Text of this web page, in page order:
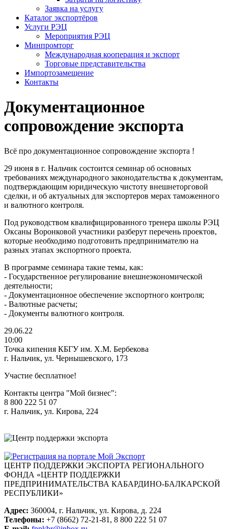
Заявка на услугу
Каталог экспортёров
Услуги РЭЦ
Мероприятия РЭЦ
Минпромторг
Международная кооперация и экспорт
Торговые представительства
Импортозамещение
Контакты
Документационное
сопровождение экспорта
Всё про документационное сопровождение экспорта !
29 июня в г. Нальчик состоится семинар об основных
требованиях международного законодательства к документам,
подтверждающим юридическую чистоту внешнеторговой
сделки, и об актуальных для экспортеров мерах таможенного
и валютного контроля.
Под руководством квалифицированного тренера школы РЭЦ
Оксаны Воронковой участники разберут перечень проектов,
которые необходимо подготовить предпринимателю на
разных этапах экспортного проекта.
В программе семинара такие темы, как:
- Государственное регулирование внешнеэкономической
деятельности;
- Документационное обеспечение экспортного контроля;
- Валютные расчеты;
- Документы валютного контроля.
29.06.22
10:00
Точка кипения КБГУ им. Х.М. Бербекова
г. Нальчик, ул. Чернышевского, 173
Участие бесплатное!
Контакты центра "Мой бизнес":
8 800 222 51 07
г. Нальчик, ул. Кирова, 224
ЦЕНТР ПОДДЕРЖКИ ЭКСПОРТА РЕГИОНАЛЬНОГО
ФОНДА «ЦЕНТР ПОДДЕРЖКИ
ПРЕДПРИНИМАТЕЛЬСТВА КАБАРДИНО-БАЛКАРСКОЙ
РЕСПУБЛИКИ»
Адрес: 360004, г. Нальчик, ул. Кирова, д. 224
Телефоны: +7 (8662) 72-21-81, 8 800 222 51 07